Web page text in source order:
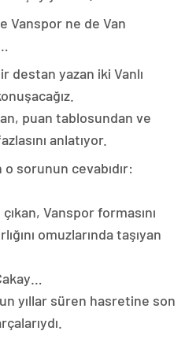
Vanspor ne de Van
destan yazan iki Vanlı
puan tablosundan ve
anlatıyor.
sorunun cevabıdır:
Vanspor formasını
omuzlarında taşıyan
yıllar süren hasretine son